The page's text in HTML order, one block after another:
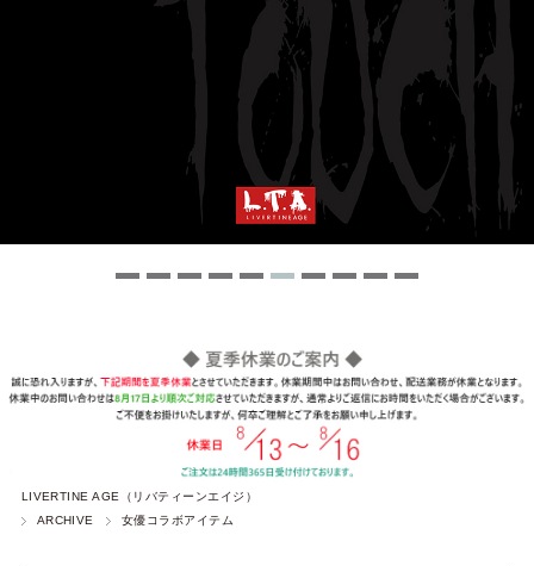
LIVERTINE AGE（リバティーンエイジ）
ARCHIVE
女優コラボアイテム